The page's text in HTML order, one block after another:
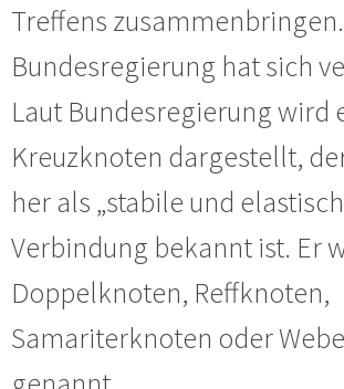
Treffens
Bundesregierung hat sich
Laut Bundesregierung wird
Kreuzknoten dargestellt,
her als „stabile und
Verbindung bekannt ist. Er
Doppelknoten, Reffknoten,
Samariterknoten oder